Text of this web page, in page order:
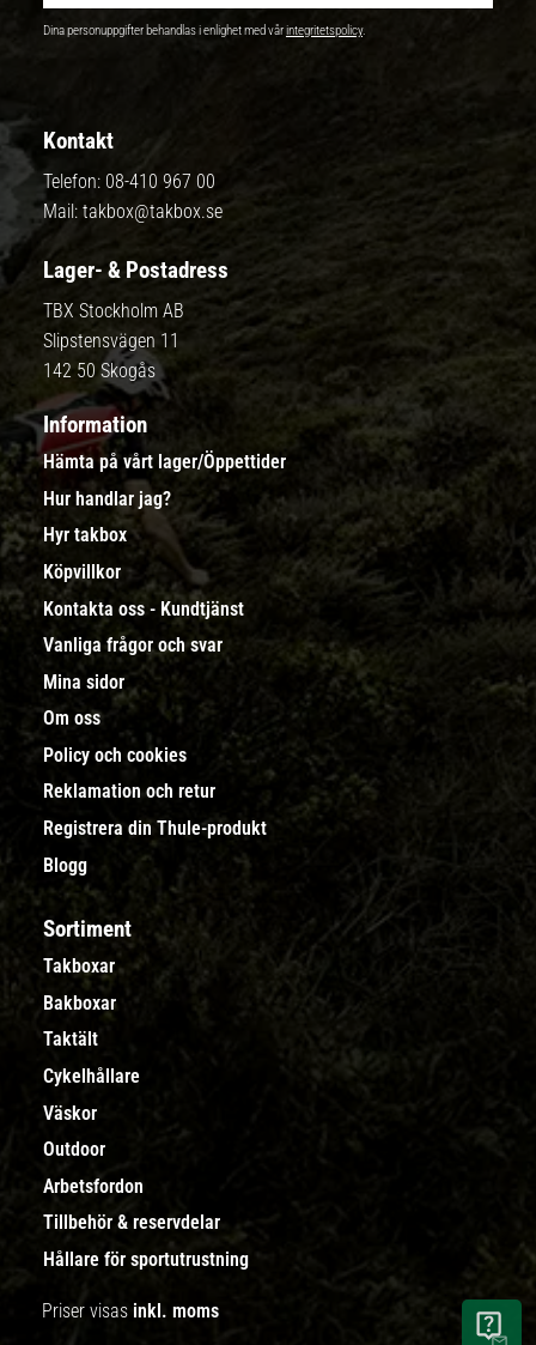
Dina personuppgifter behandlas i enlighet med vårintegritetspolicy.
Kontakt
Telefon: 08-410 967 00
Mail: takbox@takbox.se
Lager- & Postadress
TBX Stockholm AB
Slipstensvägen 11
142 50 Skogås
Information
Hämta på vårt lager/Öppettider
Hur handlar jag?
Hyr takbox
Köpvillkor
Kontakta oss - Kundtjänst
Vanliga frågor och svar
Mina sidor
Om oss
Policy och cookies
Reklamation och retur
Registrera din Thule-produkt
Blogg
Sortiment
Takboxar
Bakboxar
Taktält
Cykelhållare
Väskor
Outdoor
Arbetsfordon
Tillbehör & reservdelar
Hållare för sportutrustning
Priser visas inkl. moms